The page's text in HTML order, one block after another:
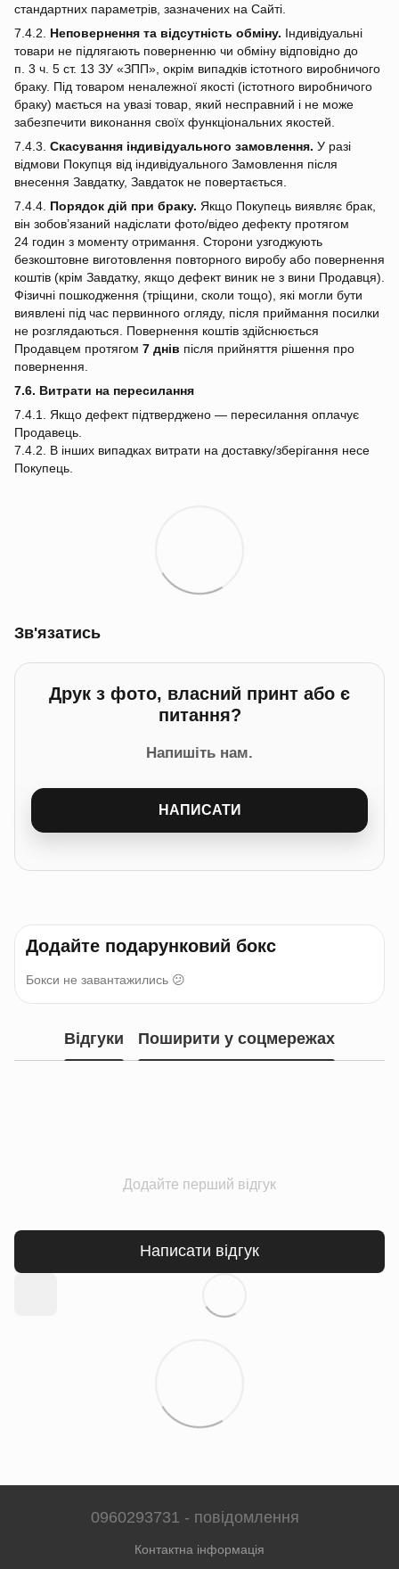
стандартних параметрів, зазначених на Сайті.
7.4.2. Неповернення та відсутність обміну. Індивідуальні
товари не підлягають поверненню чи обміну відповідно до
п. 3 ч. 5 ст. 13 ЗУ «ЗПП», окрім випадків істотного виробничого
браку. Під товаром неналежної якості (істотного виробничого
браку) мається на увазі товар, який несправний і не може
забезпечити виконання своїх функціональних якостей.
7.4.3. Скасування індивідуального замовлення. У разі
відмови Покупця від індивідуального Замовлення після
внесення Завдатку, Завдаток не повертається.
7.4.4. Порядок дій при браку. Якщо Покупець виявляє брак,
він зобов’язаний надіслати фото/відео дефекту протягом
24 годин з моменту отримання. Сторони узгоджують
безкоштовне виготовлення повторного виробу або повернення
коштів (крім Завдатку, якщо дефект виник не з вини Продавця).
Фізичні пошкодження (тріщини, сколи тощо), які могли бути
виявлені під час первинного огляду, після приймання посилки
не розглядаються. Повернення коштів здійснюється
Продавцем протягом 7 днів після прийняття рішення про
повернення.
7.6. Витрати на пересилання
7.4.1. Якщо дефект підтверджено — пересилання оплачує
Продавець.
7.4.2. В інших випадках витрати на доставку/зберігання несе
Покупець.
Зв'язатись
Друк з фото, власний принт або є
питання?
Напишіть нам.
НАПИСАТИ
Додайте подарунковий бокс
Бокси не завантажились 😕
Відгуки Поширити у соцмережах
Додайте перший відгук
Написати відгук
0960293731 - повідомлення
Контактна інформація